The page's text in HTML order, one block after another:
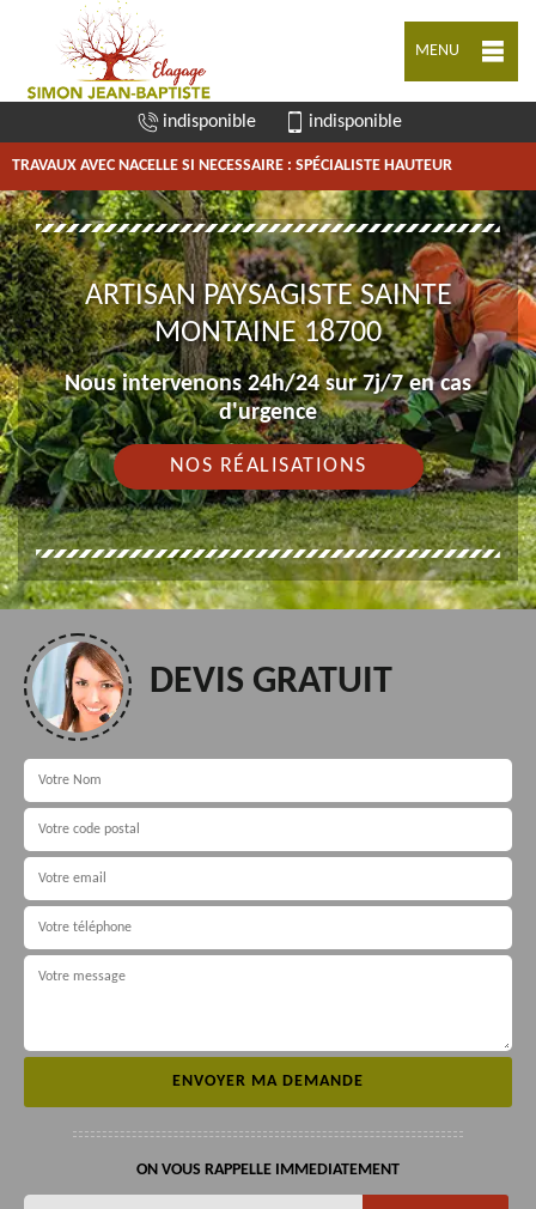
MENU
indisponible indisponible
TRAVAUX AVEC NACELLE SI NECESSAIRE : SPÉCIALISTE HAUTEUR
ARTISAN PAYSAGISTE SAINTE
MONTAINE 18700
Nous intervenons 24h/24 sur 7j/7 en cas
d'urgence
NOS RÉALISATIONS
DEVIS GRATUIT
ON VOUS RAPPELLE IMMEDIATEMENT